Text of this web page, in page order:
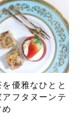
優雅なひとと
フタヌーンテ